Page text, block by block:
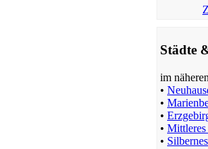
Städte
im
•
•
•
•
•